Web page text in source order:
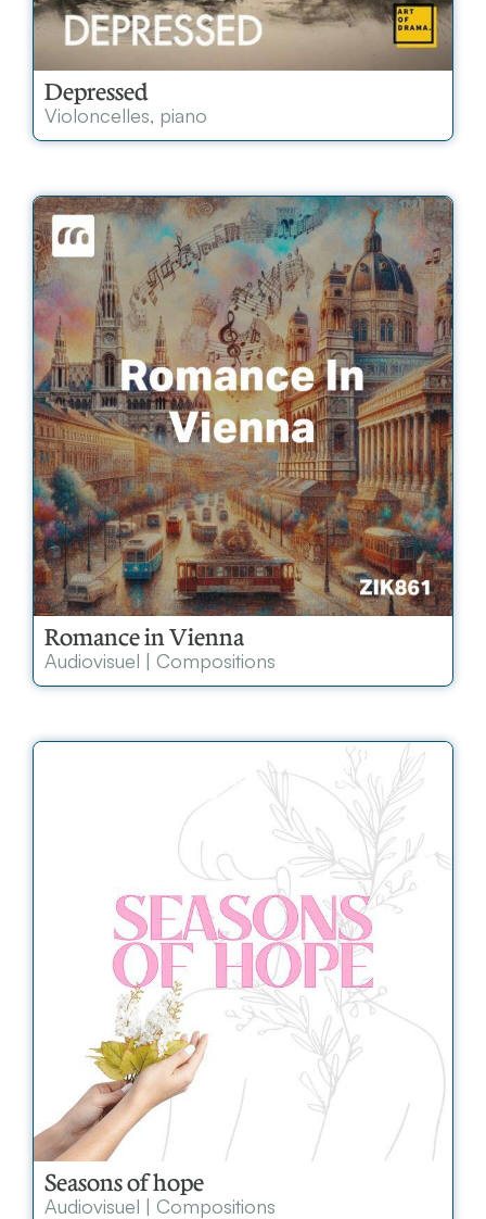
Depressed
Violoncelles, piano
Romance in Vienna
Audiovisuel | Compositions
Seasons of hope
Audiovisuel | Compositions